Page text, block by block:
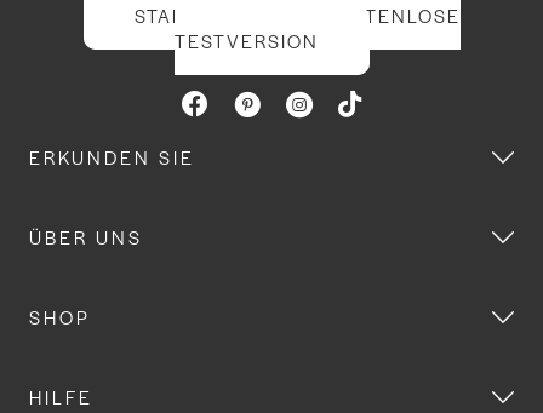
STARTEN SIE IHRE KOSTENLOSE
TESTVERSION
ERKUNDEN SIE
ÜBER UNS
SHOP
HILFE